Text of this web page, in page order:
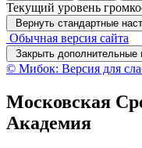
Текущий уровень
Вернуть стандартные
Обычная версия сайта
Закрыть дополнительные
© Мибок: Версия для
Московская
Академия